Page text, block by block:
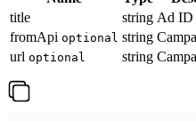
title
string Ad ID
fromApi optional string
url optional string